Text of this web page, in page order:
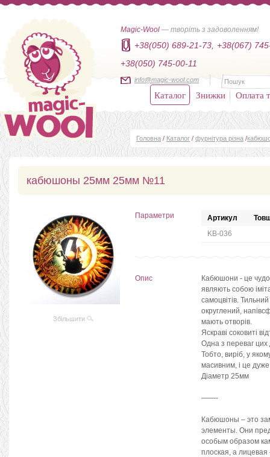
Magic-Wool — творіть з задоволенням!
+38(050) 689-21-73,
+38(067)
+38(050) 745-00-11
info@magic-wool.com
Каталог Знижки Оплата
Головна / Каталог / фурнітура різна /
кабюшоны 25мм 25мм №11
Збільшити
Параметри Артикул
KB-036
Опис
Кабюшони - це
являють собою
самоцвітів.
округлений,
мають отворів.
Яскраві соковиті
Одна з переваг цих
Тобто, виріб, у
масивним, і це
Діаметр 25мм
——-
Кабюшоны – это
элементы. Они
особым образом
плоская, а